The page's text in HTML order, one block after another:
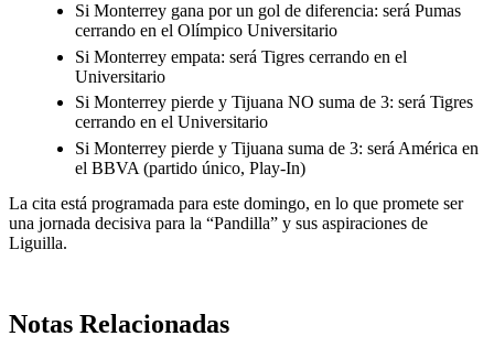
Si Monterrey gana por un gol de diferencia: será Pumas
cerrando en el Olímpico Universitario
Si Monterrey empata: será Tigres cerrando en el
Universitario
Si Monterrey pierde y Tijuana NO suma de 3: será Tigres
cerrando en el Universitario
Si Monterrey pierde y Tijuana suma de 3: será América en
el BBVA (partido único, Play-In)
La cita está programada para este domingo, en lo que promete ser
una jornada decisiva para la “Pandilla” y sus aspiraciones de
Liguilla.
Notas Relacionadas